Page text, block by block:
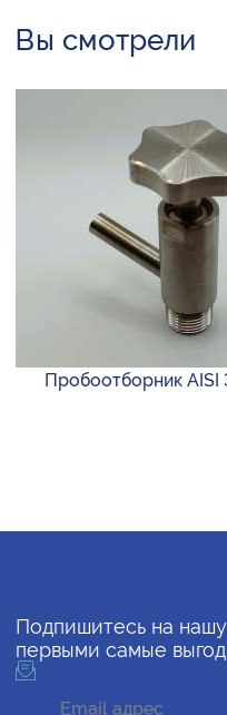
Вы смотрели
Пробоотборник AISI
Подпишитесь на
первыми самые